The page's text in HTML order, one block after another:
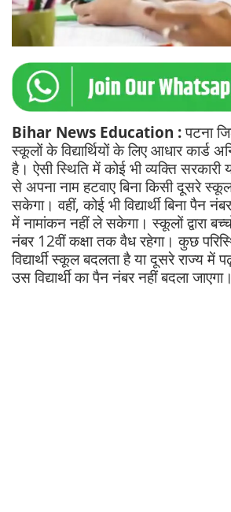
Bihar News Education :पटना
स्कूलों के विद्यार्थियों के लिए आधार कार्ड
है। ऐसी स्थिति में कोई भी व्यक्ति
से अपना नाम हटवाए बिना किसी दूसरे
सकेगा। वहीं, कोई भी विद्यार्थी बिना पैन
में नामांकन नहीं ले सकेगा। स्कूलों द्वारा
नंबर 12वीं कक्षा तक वैध रहेगा। कुछ
विद्यार्थी स्कूल बदलता है या दूसरे राज्य में
उस विद्यार्थी का पैन नंबर नहीं बदला जाएगा।